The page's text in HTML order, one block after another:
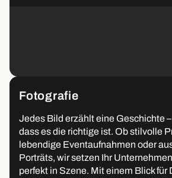
Fotografie
Jedes Bild erzählt eine Geschichte –
dass es die richtige ist. Ob stilvolle
lebendige Eventaufnahmen oder
Porträts, wir setzen Ihr
perfekt in Szene. Mit einem Blick für